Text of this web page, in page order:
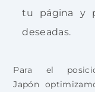
tu página y
deseadas.
Para el
Japón